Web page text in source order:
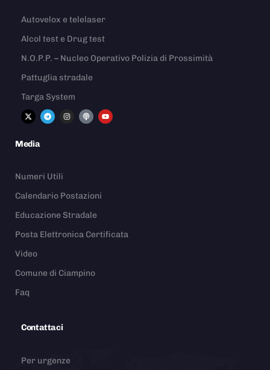
Autovelox e telelaser
Alcol test e Drug test
N.O.P.P. – Nucleo Operativo Polizia di Prossimità
Pattuglia stradale
Targa System
Media
Numeri Utili
Calendario Postazioni
Educazione Stradale
Posta Elettronica Certificata
Video
Comune di Ciampino
Faq
Contattaci
Per urgenze